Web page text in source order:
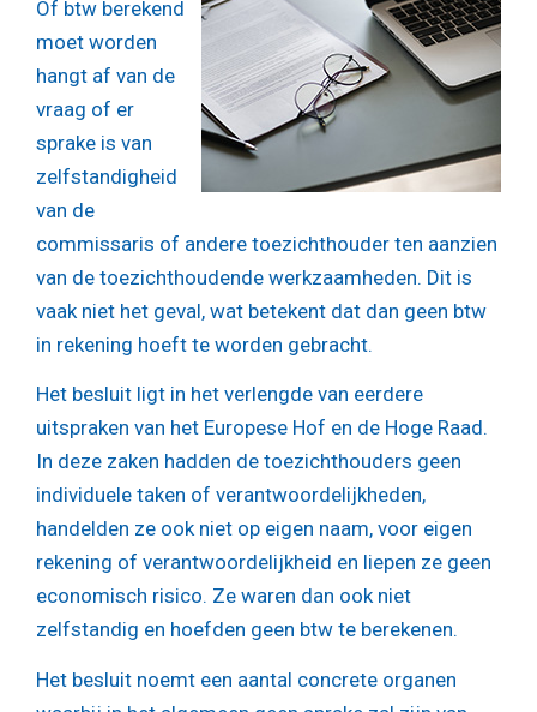
Of btw berekend
moet worden
hangt af van de
vraag of er
sprake is van
zelfstandigheid
van de
commissaris of andere toezichthouder ten aanzien
van de toezichthoudende werkzaamheden. Dit is
vaak niet het geval, wat betekent dat dan geen btw
in rekening hoeft te worden gebracht.
Het besluit ligt in het verlengde van eerdere
uitspraken van het Europese Hof en de Hoge Raad.
In deze zaken hadden de toezichthouders geen
individuele taken of verantwoordelijkheden,
handelden ze ook niet op eigen naam, voor eigen
rekening of verantwoordelijkheid en liepen ze geen
economisch risico. Ze waren dan ook niet
zelfstandig en hoefden geen btw te berekenen.
Het besluit noemt een aantal concrete organen